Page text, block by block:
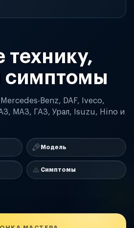
технику,
симптомы
Benz, DAF, Iveco,
МАЗ, ГАЗ, Урал, Isuzu, Hino и
Модель
Симптомы